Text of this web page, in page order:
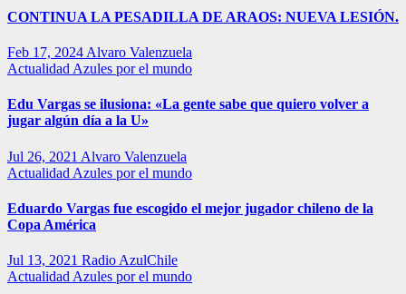
CONTINUA LA PESADILLA DE ARAOS: NUEVA LESIÓN.
Feb 17, 2024 Alvaro Valenzuela
Actualidad Azules por el mundo
Edu Vargas se ilusiona: «La gente sabe que quiero volver a
jugar algún día a la U»
Jul 26, 2021 Alvaro Valenzuela
Actualidad Azules por el mundo
Eduardo Vargas fue escogido el mejor jugador chileno de la
Copa América
Jul 13, 2021 Radio AzulChile
Actualidad Azules por el mundo